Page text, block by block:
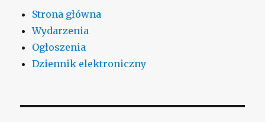
Strona główna
Wydarzenia
Ogłoszenia
Dziennik elektroniczny